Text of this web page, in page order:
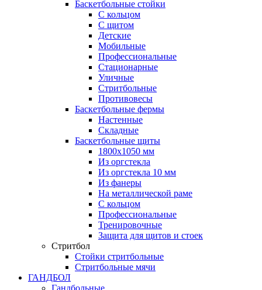
Баскетбольные стойки
С кольцом
С щитом
Детские
Мобильные
Профессиональные
Стационарные
Уличные
Стритбольные
Противовесы
Баскетбольные фермы
Настенные
Складные
Баскетбольные щиты
1800х1050 мм
Из оргстекла
Из оргстекла 10 мм
Из фанеры
На металлической раме
С кольцом
Профессиональные
Тренировочные
Защита для щитов и стоек
Стритбол
Стойки стритбольные
Стритбольные мячи
ГАНДБОЛ
Гандбольные